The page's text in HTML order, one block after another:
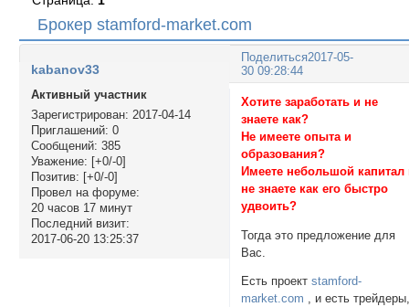
Брокер stamford-market.com
Поделиться2017-05-
30 09:28:44
kabanov33
Активный участник
Зарегистрирован: 2017-04-14
Приглашений: 0
Сообщений: 385
Уважение: [+0/-0]
Позитив: [+0/-0]
Провел на форуме:
20 часов 17 минут
Последний визит:
2017-06-20 13:25:37
Хотите заработать и не
знаете как?
Не имеете опыта и
образования?
Имеете небольшой капитал
не знаете как его быстро
удвоить?
Тогда это предложение для
Вас.
Есть проектstamford-
market.com , и есть